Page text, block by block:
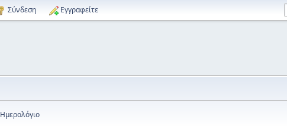
Σύνδεση Εγγραφείτε
Ημερολόγιο